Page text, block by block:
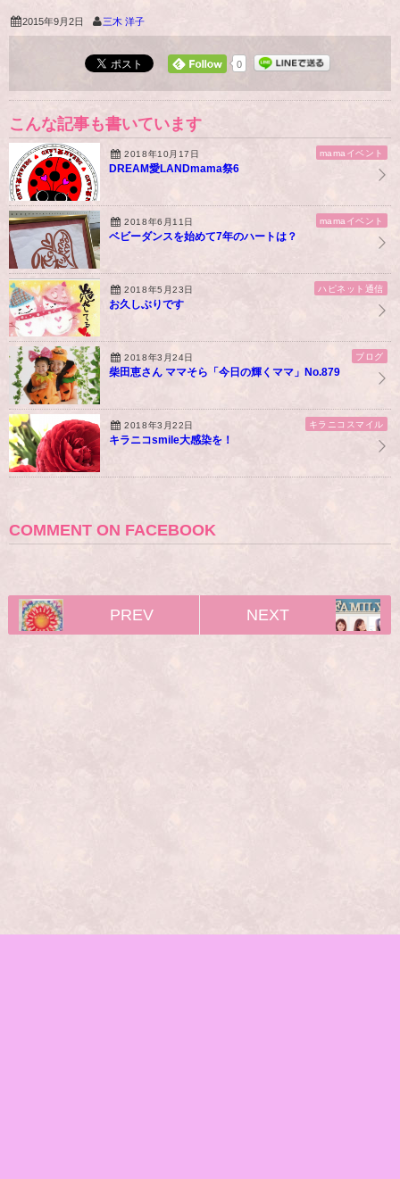
2015年9月2日 三木 洋子
0
こんな記事も書いています
2018年10月17日 mamaイベント
DREAM愛LANDmama祭6
2018年6月11日 mamaイベント
ベビーダンスを始めて7年のハートは？
2018年5月23日 ハピネット通信
お久しぶりです
2018年3月24日 ブログ
柴田恵さん ママそら「今日の輝くママ」No.879
2018年3月22日 キラニコスマイル
キラニコsmile大感染を！
COMMENT ON FACEBOOK
PREV NEXT